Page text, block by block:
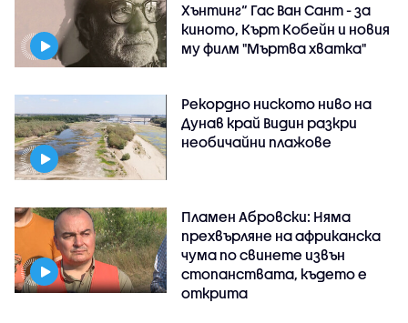
Хънтинг“ Гас Ван Сант - за
киното, Кърт Кобейн и новия
му филм "Мъртва хватка"
Рекордно ниското ниво на
Дунав край Видин разкри
необичайни плажове
Пламен Абровски: Няма
прехвърляне на африканска
чума по свинете извън
стопанствата, където е
открита